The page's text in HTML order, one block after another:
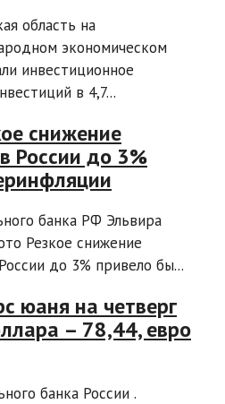
область на
экономическом
инвестиционное
в 4,7...
снижение
России до 3%
банка РФ Эльвира
Резкое снижение
до 3% привело бы...
юаня на четверг
– 78,44, евро
банка России .